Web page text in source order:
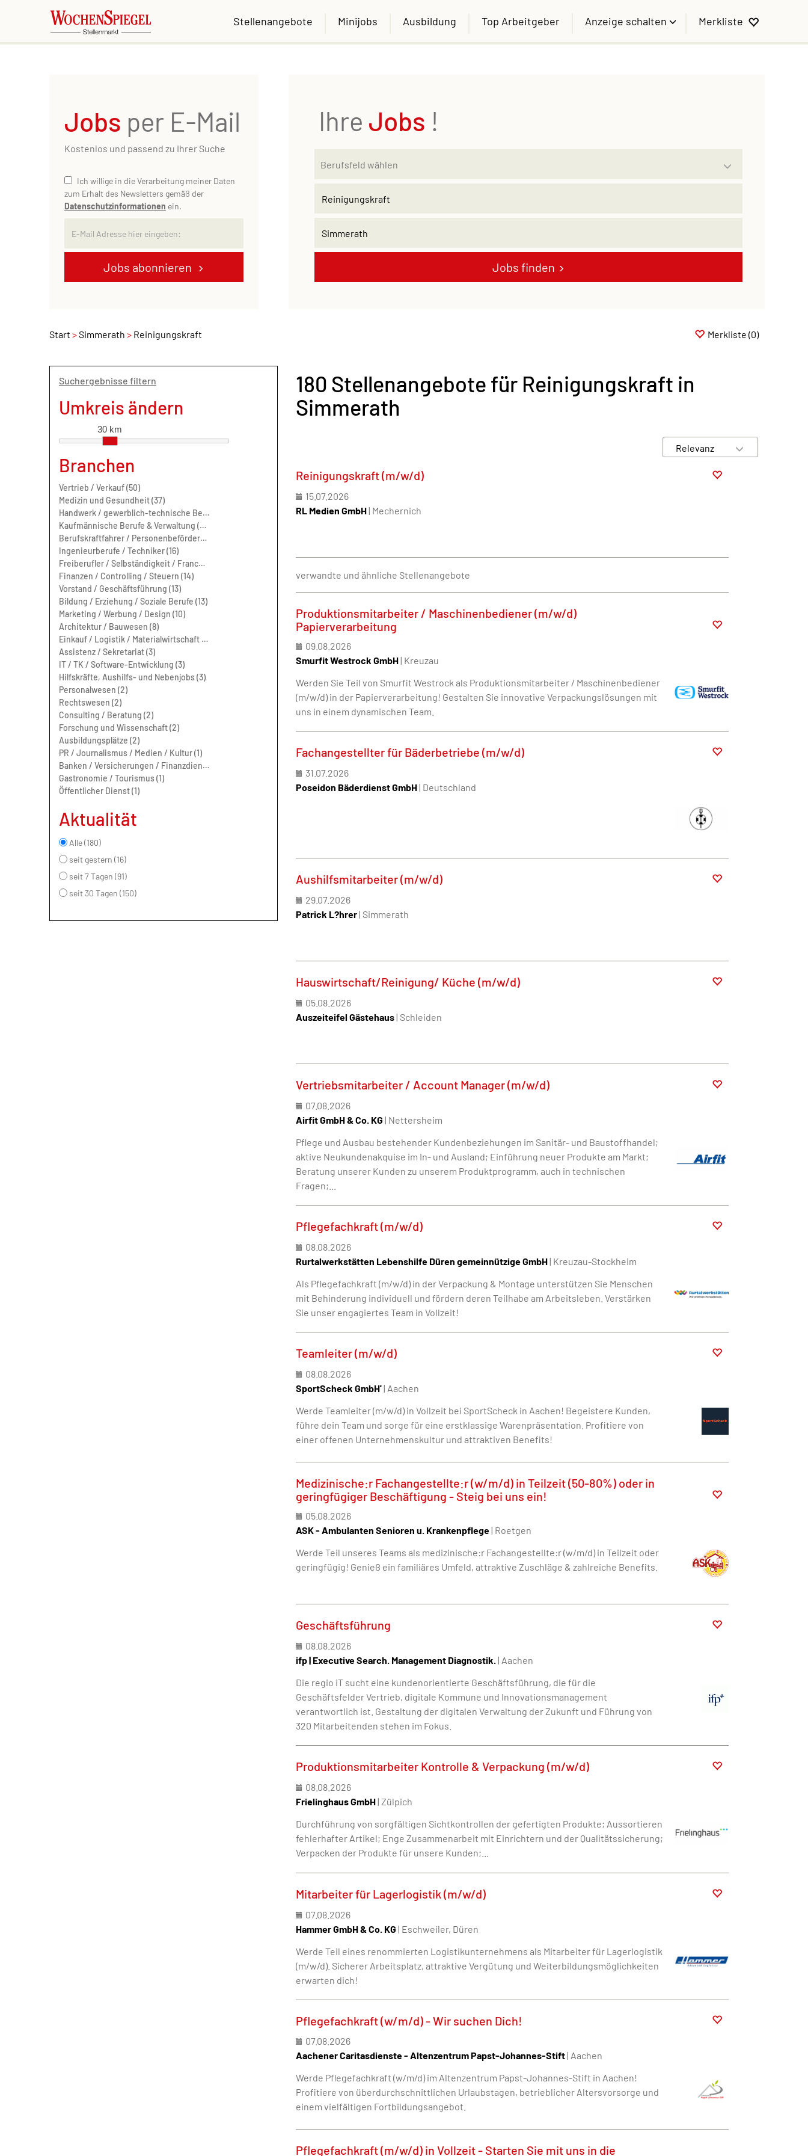
Stellenangebote Minijobs Ausbildung Top Arbeitgeber Anzeige schalten Merkliste
Jobs per E-Mail
Kostenlos und passend zu Ihrer Suche
Jobs abonnieren
Ich willige in die Verarbeitung meiner Daten
zum Erhalt des Newsletters gemäß der
Datenschutzinformationen ein.
Ihre Jobs !
Jobs finden
Start Simmerath Reinigungskraft Merkliste (0)
Suchergebnisse filtern
Umkreis ändern
30 km
Branchen
Vertrieb / Verkauf (50)
Medizin und Gesundheit (37)
Handwerk / gewerblich-technische Berufe (33)
Kaufmännische Berufe & Verwaltung (22)
Berufskraftfahrer / Personenbeförderung (Land, Wasser, Luft) (17)
Ingenieurberufe / Techniker (16)
Freiberufler / Selbständigkeit / Franchise (15)
Finanzen / Controlling / Steuern (14)
Vorstand / Geschäftsführung (13)
Bildung / Erziehung / Soziale Berufe (13)
Marketing / Werbung / Design (10)
Architektur / Bauwesen (8)
Einkauf / Logistik / Materialwirtschaft (7)
Assistenz / Sekretariat (3)
IT / TK / Software-Entwicklung (3)
Hilfskräfte, Aushilfs- und Nebenjobs (3)
Personalwesen (2)
Rechtswesen (2)
Consulting / Beratung (2)
Forschung und Wissenschaft (2)
Ausbildungsplätze (2)
PR / Journalismus / Medien / Kultur (1)
Banken / Versicherungen / Finanzdienstleister (1)
Gastronomie / Tourismus (1)
Öffentlicher Dienst (1)
Aktualität
Alle (180)
seit gestern (16)
seit 7 Tagen (91)
seit 30 Tagen (150)
180 Stellenangebote für Reinigungskraft in
Simmerath
Reinigungskraft (m/w/d)
15.07.2026
RL Medien GmbH| Mechernich
verwandte und ähnliche Stellenangebote
Produktionsmitarbeiter / Maschinenbediener (m/w/d)
Papierverarbeitung
09.08.2026
Smurfit Westrock GmbH| Kreuzau
Werden Sie Teil von Smurfit Westrock als Produktionsmitarbeiter / Maschinenbediener
(m/w/d) in der Papierverarbeitung! Gestalten Sie innovative Verpackungslösungen mit
uns in einem dynamischen Team.
Fachangestellter für Bäderbetriebe (m/w/d)
31.07.2026
Poseidon Bäderdienst GmbH| Deutschland
Aushilfsmitarbeiter (m/w/d)
29.07.2026
Patrick L?hrer| Simmerath
Hauswirtschaft/Reinigung/ Küche (m/w/d)
05.08.2026
Auszeiteifel Gästehaus| Schleiden
Vertriebsmitarbeiter / Account Manager (m/w/d)
07.08.2026
Airfit GmbH & Co. KG | Nettersheim
Pflege und Ausbau bestehender Kundenbeziehungen im Sanitär- und Baustoffhandel;
aktive Neukundenakquise im In- und Ausland; Einführung neuer Produkte am Markt;
Beratung unserer Kunden zu unserem Produktprogramm, auch in technischen
Fragen;...
Pflegefachkraft (m/w/d)
08.08.2026
Rurtalwerkstätten Lebenshilfe Düren gemeinnützige GmbH| Kreuzau-Stockheim
Als Pflegefachkraft (m/w/d) in der Verpackung & Montage unterstützen Sie Menschen
mit Behinderung individuell und fördern deren Teilhabe am Arbeitsleben. Verstärken
Sie unser engagiertes Team in Vollzeit!
Teamleiter (m/w/d)
08.08.2026
SportScheck GmbH'| Aachen
Werde Teamleiter (m/w/d) in Vollzeit bei SportScheck in Aachen! Begeistere Kunden,
führe dein Team und sorge für eine erstklassige Warenpräsentation. Profitiere von
einer offenen Unternehmenskultur und attraktiven Benefits!
Medizinische:r Fachangestellte:r (w/m/d) in Teilzeit (50-80%) oder in
geringfügiger Beschäftigung - Steig bei uns ein!
05.08.2026
ASK - Ambulanten Senioren u. Krankenpflege| Roetgen
Werde Teil unseres Teams als medizinische:r Fachangestellte:r (w/m/d) in Teilzeit oder
geringfügig! Genieß ein familiäres Umfeld, attraktive Zuschläge & zahlreiche Benefits.
Geschäftsführung
08.08.2026
ifp | Executive Search. Management Diagnostik.| Aachen
Die regio iT sucht eine kundenorientierte Geschäftsführung, die für die
Geschäftsfelder Vertrieb, digitale Kommune und Innovationsmanagement
verantwortlich ist. Gestaltung der digitalen Verwaltung der Zukunft und Führung von
320 Mitarbeitenden stehen im Fokus.
Produktionsmitarbeiter Kontrolle & Verpackung (m/w/d)
08.08.2026
Frielinghaus GmbH| Zülpich
Durchführung von sorgfältigen Sichtkontrollen der gefertigten Produkte; Aussortieren
fehlerhafter Artikel; Enge Zusammenarbeit mit Einrichtern und der Qualitätssicherung;
Verpacken der Produkte für unsere Kunden;...
Mitarbeiter für Lagerlogistik (m/w/d)
07.08.2026
Hammer GmbH & Co. KG | Eschweiler, Düren
Werde Teil eines renommierten Logistikunternehmens als Mitarbeiter für Lagerlogistik
(m/w/d). Sicherer Arbeitsplatz, attraktive Vergütung und Weiterbildungsmöglichkeiten
erwarten dich!
Pflegefachkraft (w/m/d) - Wir suchen Dich!
07.08.2026
Aachener Caritasdienste - Altenzentrum Papst-Johannes-Stift| Aachen
Werde Pflegefachkraft (w/m/d) im Altenzentrum Papst-Johannes-Stift in Aachen!
Profitiere von überdurchschnittlichen Urlaubstagen, betrieblicher Altersvorsorge und
einem vielfältigen Fortbildungsangebot.
Pflegefachkraft (m/w/d) in Vollzeit - Starten Sie mit uns in die